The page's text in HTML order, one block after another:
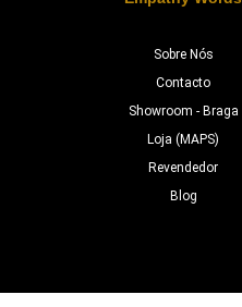
Sobre Nós
Contacto
Showroom - Braga
Loja (MAPS)
Revendedor
Blog